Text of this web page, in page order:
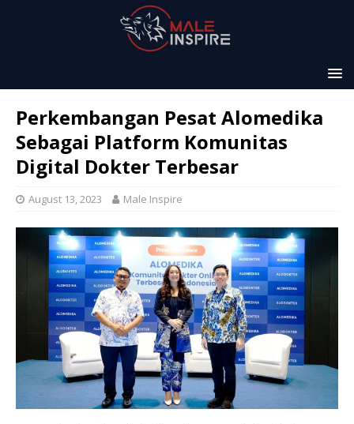
Perkembangan Pesat Alomedika
Sebagai Platform Komunitas
Digital Dokter Terbesar
August 13, 2023 Male Inspire